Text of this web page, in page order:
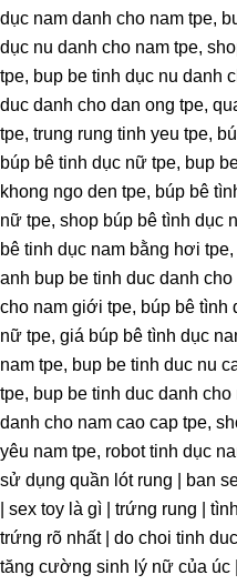
dục nam danh cho nam tpe,
dục nu danh cho nam tpe,
tpe, bup be tinh dục nu danh
duc danh cho dan ong tpe,
tpe, trung rung tinh yeu tpe,
búp bê tinh dục nữ tpe, bup
khong ngo den tpe, búp bê
nữ tpe, shop búp bê tình dục
bê tinh dục nam bằng hơi
anh bup be tinh duc danh
cho nam giới tpe, búp bê tình
nữ tpe, giá búp bê tình dục
nam tpe, bup be tinh duc nu
tpe, bup be tinh duc danh
danh cho nam cao cap tpe,
yêu nam tpe, robot tinh dục
sử dụng quần lót rung | ban
| sex toy là gì | trứng rung |
trứng rõ nhất | do choi tinh
tăng cường sinh lý nữ của úc